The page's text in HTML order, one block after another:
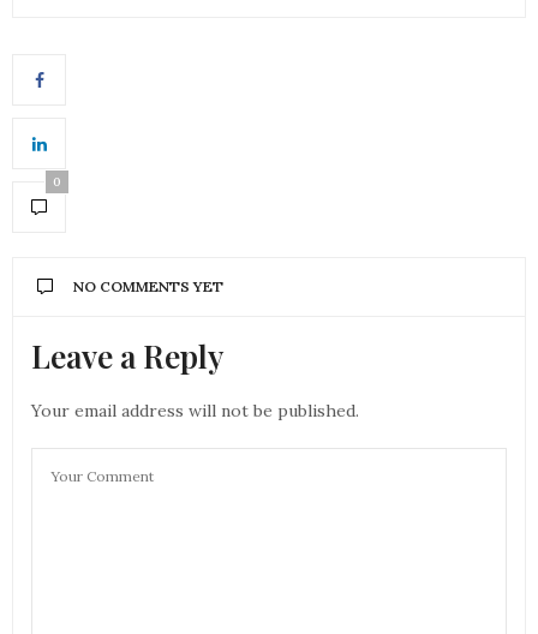
0
NO COMMENTS YET
Leave a Reply
Your email address will not be published.